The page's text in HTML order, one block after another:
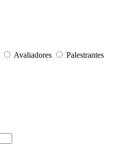
Avaliadores Palestrantes